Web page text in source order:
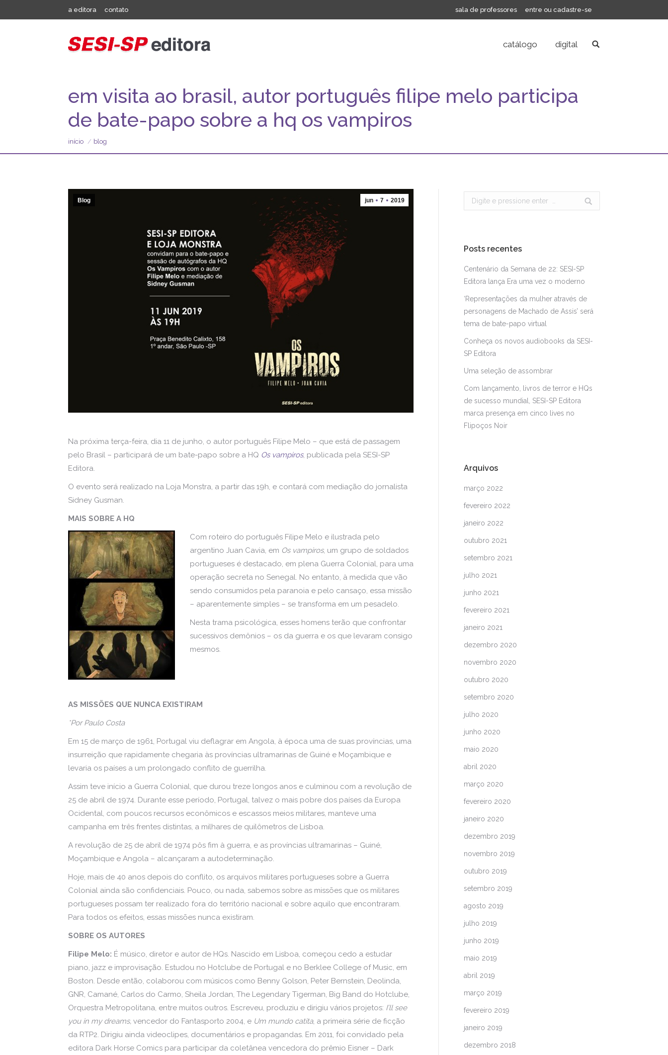
a editora contato sala de professores entre ou cadastre-se
catálogo digital Search:
em visita ao brasil, autor português filipe melo participa
de bate-papo sobre a hq os vampiros
Você está aqui:
início blog
jun 7 2019
Blog
Na próxima terça-feira, dia 11 de junho, o autor português Filipe Melo – que está de passagem
pelo Brasil – participará de um bate-papo sobre a HQ Os vampiros, publicada pela SESI-SP
Editora.
O evento será realizado na Loja Monstra, a partir das 19h, e contará com mediação do jornalista
Sidney Gusman.
MAIS SOBRE A HQ
Com roteiro do português Filipe Melo e ilustrada pelo
argentino Juan Cavia, em Os vampiros, um grupo de soldados
portugueses é destacado, em plena Guerra Colonial, para uma
operação secreta no Senegal. No entanto, à medida que vão
sendo consumidos pela paranoia e pelo cansaço, essa missão
– aparentemente simples – se transforma em um pesadelo.
Nesta trama psicológica, esses homens terão que confrontar
sucessivos demônios – os da guerra e os que levaram consigo
mesmos.
AS MISSÕES QUE NUNCA EXISTIRAM
*Por Paulo Costa
Em 15 de março de 1961, Portugal viu deflagrar em Angola, à época uma de suas províncias, uma
insurreição que rapidamente chegaria às províncias ultramarinas de Guiné e Moçambique e
levaria os países a um prolongado conflito de guerrilha.
Assim teve início a Guerra Colonial, que durou treze longos anos e culminou com a revolução de
25 de abril de 1974. Durante esse período, Portugal, talvez o mais pobre dos países da Europa
Ocidental, com poucos recursos econômicos e escassos meios militares, manteve uma
campanha em três frentes distintas, a milhares de quilômetros de Lisboa.
A revolução de 25 de abril de 1974 pôs fim à guerra, e as províncias ultramarinas – Guiné,
Moçambique e Angola – alcançaram a autodeterminação.
Hoje, mais de 40 anos depois do conflito, os arquivos militares portugueses sobre a Guerra
Colonial ainda são confidenciais. Pouco, ou nada, sabemos sobre as missões que os militares
portugueses possam ter realizado fora do território nacional e sobre aquilo que encontraram.
Para todos os efeitos, essas missões nunca existiram.
SOBRE OS AUTORES
Filipe Melo: É músico, diretor e autor de HQs. Nascido em Lisboa, começou cedo a estudar
piano, jazz e improvisação. Estudou no Hotclube de Portugal e no Berklee College of Music, em
Boston. Desde então, colaborou com músicos como Benny Golson, Peter Bernstein, Deolinda,
GNR, Camané, Carlos do Carmo, Sheila Jordan, The Legendary Tigerman, Big Band do Hotclube,
Orquestra Metropolitana, entre muitos outros. Escreveu, produziu e dirigiu vários projetos: I’ll see
you in my dreams, vencedor do Fantasporto 2004, e Um mundo catita, a primeira série de ficção
da RTP2. Dirigiu ainda videoclipes, documentários e propagandas. Em 2011, foi convidado pela
editora Dark Horse Comics para participar da coletânea vencedora do prêmio Eisner – Dark
Search:
Posts recentes
Centenário da Semana de 22: SESI-SP
Editora lança Era uma vez o moderno
‘Representações da mulher através de
personagens de Machado de Assis’ será
tema de bate-papo virtual
Conheça os novos audiobooks da SESI-
SP Editora
Uma seleção de assombrar
Com lançamento, livros de terror e HQs
de sucesso mundial, SESI-SP Editora
marca presença em cinco lives no
Flipoços Noir
Arquivos
março 2022
fevereiro 2022
janeiro 2022
outubro 2021
setembro 2021
julho 2021
junho 2021
fevereiro 2021
janeiro 2021
dezembro 2020
novembro 2020
outubro 2020
setembro 2020
julho 2020
junho 2020
maio 2020
abril 2020
março 2020
fevereiro 2020
janeiro 2020
dezembro 2019
novembro 2019
outubro 2019
setembro 2019
agosto 2019
julho 2019
junho 2019
maio 2019
abril 2019
março 2019
fevereiro 2019
janeiro 2019
dezembro 2018